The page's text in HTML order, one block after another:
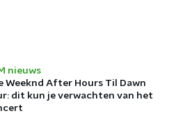
nieuws
Weeknd After Hours Til Dawn
dit kun je verwachten van het